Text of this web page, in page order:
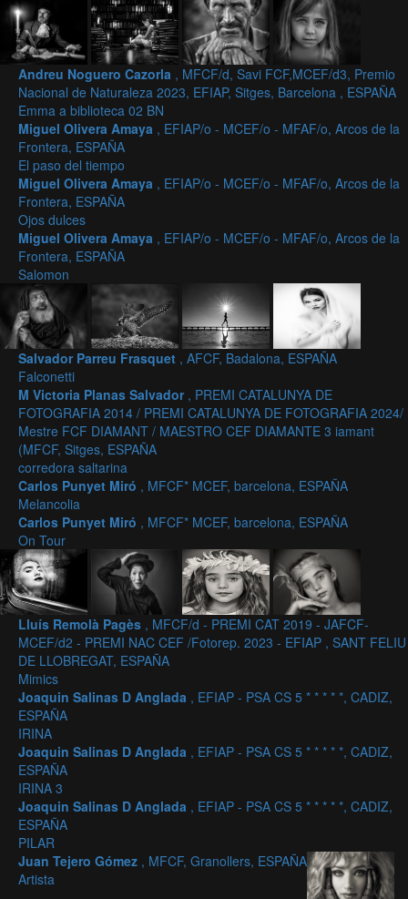
Andreu Noguero Cazorla , MFCF/d, Savi FCF,MCEF/d3, Premio
Nacional de Naturaleza 2023, EFIAP, Sitges, Barcelona , ESPAÑA
Emma a biblioteca 02 BN
Miguel Olivera Amaya , EFIAP/o - MCEF/o - MFAF/o, Arcos de la
Frontera, ESPAÑA
El paso del tiempo
Miguel Olivera Amaya , EFIAP/o - MCEF/o - MFAF/o, Arcos de la
Frontera, ESPAÑA
Ojos dulces
Miguel Olivera Amaya , EFIAP/o - MCEF/o - MFAF/o, Arcos de la
Frontera, ESPAÑA
Salomon
Salvador Parreu Frasquet , AFCF, Badalona, ESPAÑA
Falconetti
M Victoria Planas Salvador , PREMI CATALUNYA DE
FOTOGRAFIA 2014 / PREMI CATALUNYA DE FOTOGRAFIA 2024/
Mestre FCF DIAMANT / MAESTRO CEF DIAMANTE 3 iamant
(MFCF, Sitges, ESPAÑA
corredora saltarina
Carlos Punyet Miró , MFCF* MCEF, barcelona, ESPAÑA
Melancolia
Carlos Punyet Miró , MFCF* MCEF, barcelona, ESPAÑA
On Tour
Lluís Remolà Pagès , MFCF/d - PREMI CAT 2019 - JAFCF-
MCEF/d2 - PREMI NAC CEF /Fotorep. 2023 - EFIAP , SANT FELIU
DE LLOBREGAT, ESPAÑA
Mimics
Joaquin Salinas D Anglada , EFIAP - PSA CS 5 * * * * *, CADIZ,
ESPAÑA
IRINA
Joaquin Salinas D Anglada , EFIAP - PSA CS 5 * * * * *, CADIZ,
ESPAÑA
IRINA 3
Joaquin Salinas D Anglada , EFIAP - PSA CS 5 * * * * *, CADIZ,
ESPAÑA
PILAR
Juan Tejero Gómez , MFCF, Granollers, ESPAÑA
Artista